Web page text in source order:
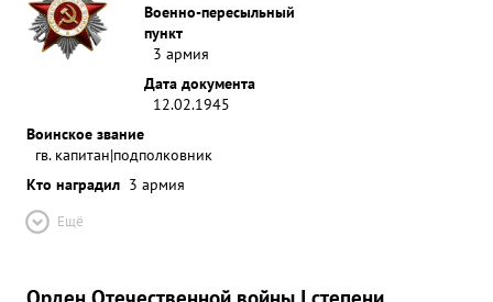
Военно-пересыльный
пункт
3 армия
Дата документа
12.02.1945
Воинское звание
гв. капитан|подполковник
Кто наградил 3 армия
Ещё